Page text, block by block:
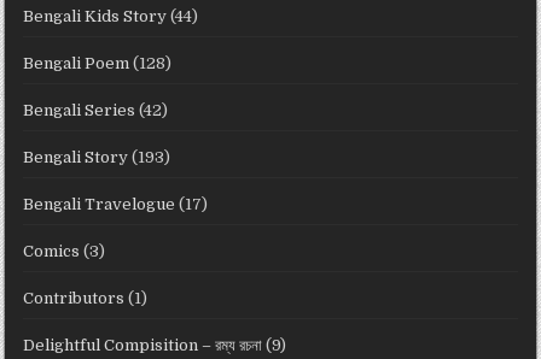
Bengali Kids Story (44)
Bengali Poem (128)
Bengali Series (42)
Bengali Story (193)
Bengali Travelogue (17)
Comics (3)
Contributors (1)
Delightful Compisition – রম্য রচনা (9)